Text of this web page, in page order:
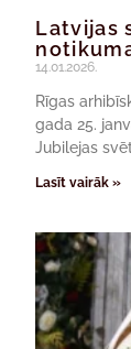
Latvijas
14.01.2026.
Rīgas
gada 25.
Jubilejas
Lasīt vairāk »